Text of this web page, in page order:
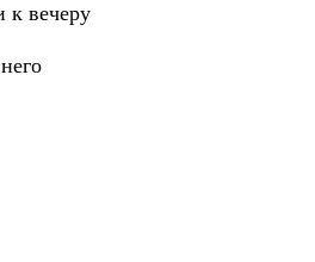
к вечеру